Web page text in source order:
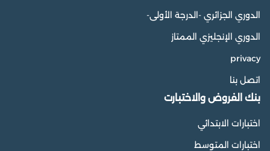
الدوري الجزائري -الدرجة الأولى-
الدوري الإنجليزي الممتاز
privacy
اتصل بنا
بنك الفروض والاختبارت
اختبارات الابتدائي
اختبارات المتوسط